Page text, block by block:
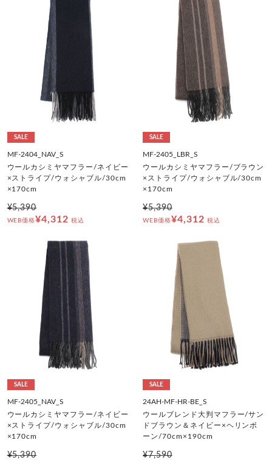
SALE
MF-2404_NAV_S
ウールカシミヤマフラー/ネイビー
×ストライプ/ウォシャブル/30cm
×170cm
¥5,390
WEB価格¥4,312 税込
SALE
MF-2405_LBR_S
ウールカシミヤマフラー/ブラウン
×ストライプ/ウォシャブル/30cm
×170cm
¥5,390
WEB価格¥4,312 税込
SALE
MF-2405_NAV_S
ウールカシミヤマフラー/ネイビー
×ストライプ/ウォシャブル/30cm
×170cm
¥5,390
SALE
24AH-MF-HR-BE_S
ウールブレンド大判マフラー/サン
ドブラウン＆ネイビー×ヘリンボ
ーン/70cm×190cm
¥7,590